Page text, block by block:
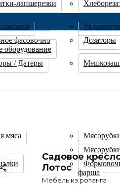
лапшерезки
фасовочно
оборудование
Дозаторы
/ Датеры
мяса
фарша
Садовое
Лотос
Мебель из ротанга